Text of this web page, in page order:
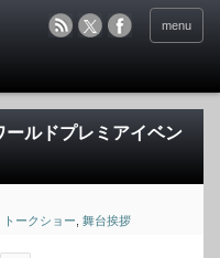
menu
ルドプレミアイベン
トークショー 舞台挨拶